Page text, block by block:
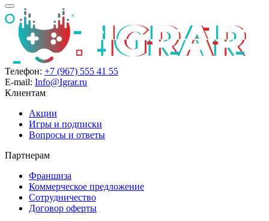
Телефон: +7 (967) 555 41 55
E-mail: Info@Igrar.ru
Клиентам
Акции
Игры и подписки
Вопросы и ответы
Партнерам
Франшиза
Коммерческое предложение
Сотрудничество
Договор оферты